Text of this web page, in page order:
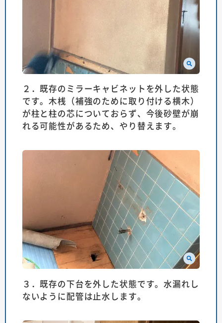
２．既存のミラーキャビネットを外した状態
です。木桟（補強のために取り付ける横木）
が柱と柱の芯についておらず、今後砂壁が崩
れる可能性があるため、やり替えます。
３．既存の下台を外した状態です。水漏れし
ないように配管は止水します。